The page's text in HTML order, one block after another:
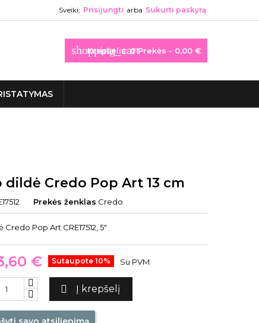
Sveiki, Prisijungti arba Sukurti paskyrą
shopping_cart
Krepšelis: 0Prekės - 0,00 €
dildė Credo Pop Art 13 cm
Prekės ženklas Credo
Credo Pop Art CRE17512, 5"
€ Sutaupote 10% Su PVM
 Į krepšelį